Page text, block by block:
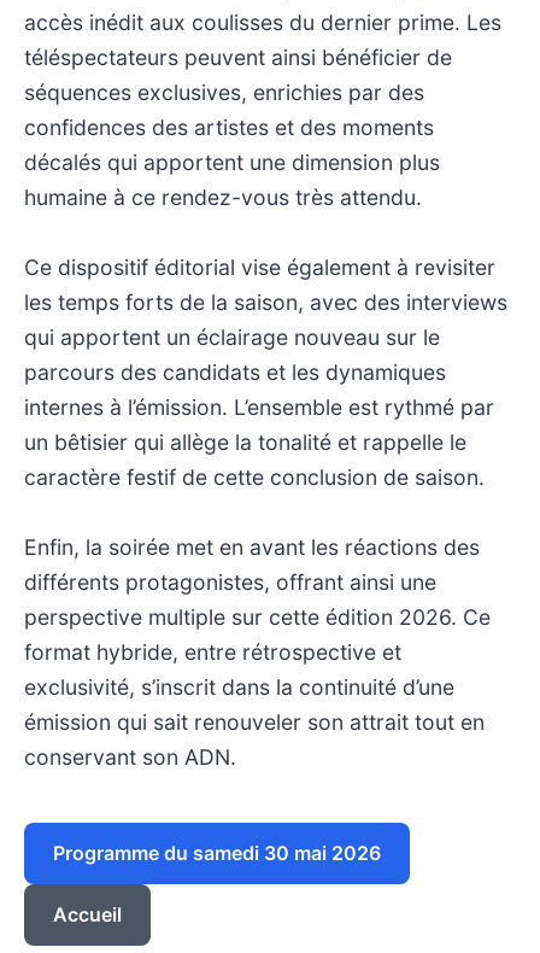
accès inédit aux coulisses du dernier prime. Les
téléspectateurs peuvent ainsi bénéficier de
séquences exclusives, enrichies par des
confidences des artistes et des moments
décalés qui apportent une dimension plus
humaine à ce rendez-vous très attendu.
Ce dispositif éditorial vise également à revisiter
les temps forts de la saison, avec des interviews
qui apportent un éclairage nouveau sur le
parcours des candidats et les dynamiques
internes à l’émission. L’ensemble est rythmé par
un bêtisier qui allège la tonalité et rappelle le
caractère festif de cette conclusion de saison.
Enfin, la soirée met en avant les réactions des
différents protagonistes, offrant ainsi une
perspective multiple sur cette édition 2026. Ce
format hybride, entre rétrospective et
exclusivité, s’inscrit dans la continuité d’une
émission qui sait renouveler son attrait tout en
conservant son ADN.
Programme du samedi 30 mai 2026
Accueil